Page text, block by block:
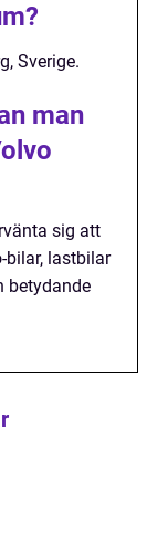
Sverige.
man
sig att
bilar, lastbilar
betydande